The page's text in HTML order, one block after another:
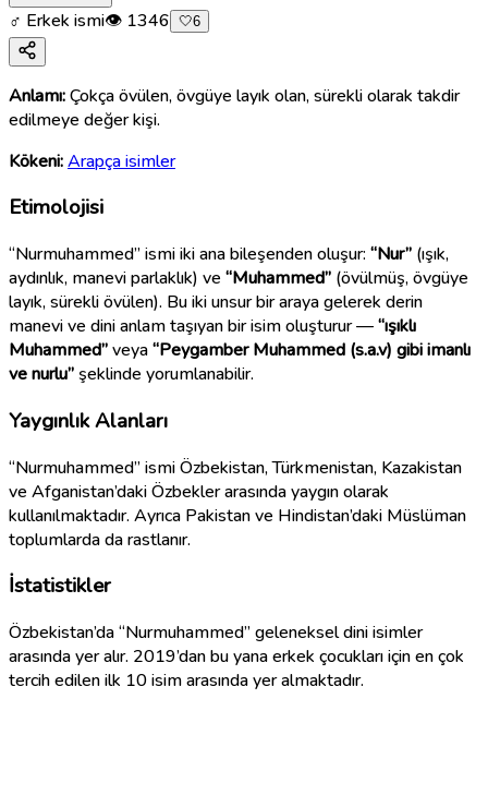
♂ Erkek ismi👁 1346 🤍6
Anlamı:Çokça övülen, övgüye layık olan, sürekli olarak takdir
edilmeye değer kişi.
Kökeni:Arapça isimler
Etimolojisi
“Nurmuhammed” ismi iki ana bileşenden oluşur: “Nur” (ışık,
aydınlık, manevi parlaklık) ve “Muhammed” (övülmüş, övgüye
layık, sürekli övülen). Bu iki unsur bir araya gelerek derin
manevi ve dini anlam taşıyan bir isim oluşturur —“ışıklı
Muhammed”veya“Peygamber Muhammed (s.a.v) gibi imanlı
ve nurlu”şeklinde yorumlanabilir.
Yaygınlık Alanları
“Nurmuhammed” ismi Özbekistan, Türkmenistan, Kazakistan
ve Afganistan’daki Özbekler arasında yaygın olarak
kullanılmaktadır. Ayrıca Pakistan ve Hindistan’daki Müslüman
toplumlarda da rastlanır.
İstatistikler
Özbekistan’da “Nurmuhammed” geleneksel dini isimler
arasında yer alır. 2019’dan bu yana erkek çocukları için en çok
tercih edilen ilk 10 isim arasında yer almaktadır.